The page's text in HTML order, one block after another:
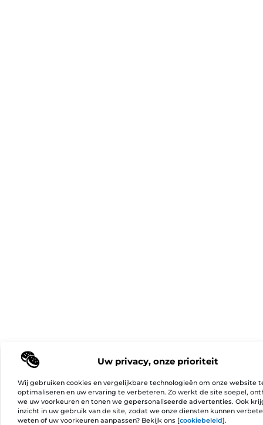
Uw privacy, onze prioriteit
Wij gebruiken cookies en vergelijkbare technologieën om onze website
optimaliseren en uw ervaring te verbeteren. Zo werkt de site soepel,
we uw voorkeuren en tonen we gepersonaliseerde advertenties. Ook
inzicht in uw gebruik van de site, zodat we onze diensten kunnen
weten of uw voorkeuren aanpassen? Bekijk ons [cookiebeleid].